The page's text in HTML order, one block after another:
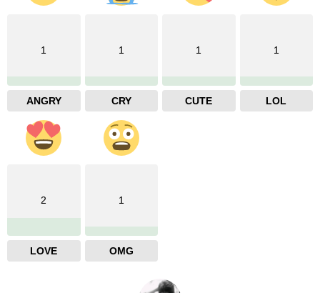
1
ANGRY
1
CRY
1
CUTE
1
LOL
2
LOVE
1
OMG